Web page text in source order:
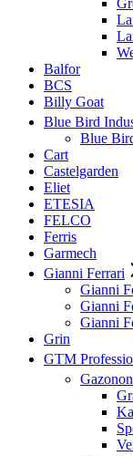
Balfor
BCS
Billy Goat
Blue Bird
Blue
Cart
Castelgarden
Eliet
ETESIA
FELCO
Ferris
Garmech
Gianni Ferrari
Gianni
Gianni
Gianni
Grin
GTM